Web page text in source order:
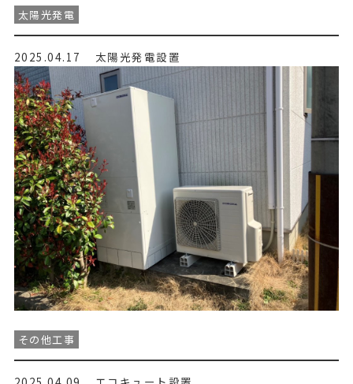
太陽光発電
2025.04.17 太陽光発電設置
その他工事